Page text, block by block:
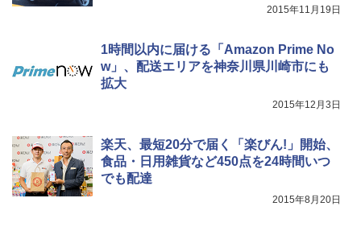
2015年11月19日
1時間以内に届ける「Amazon Prime No
w」、配送エリアを神奈川県川崎市にも
拡大
2015年12月3日
楽天、最短20分で届く「楽びん!」開始、
食品・日用雑貨など450点を24時間いつ
でも配達
2015年8月20日